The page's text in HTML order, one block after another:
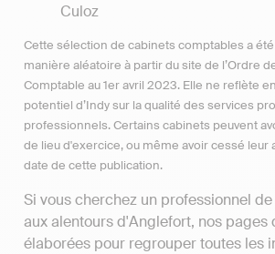
Culoz
Cette sélection de cabinets comptables a
manière aléatoire à partir du site de l’Ordre
Comptable au 1er avril 2023. Elle ne reflète
potentiel d’Indy sur la qualité des services
professionnels. Certains cabinets peuvent
de lieu d'exercice, ou même avoir cessé leur
date de cette publication.
Si vous cherchez un professionnel
aux alentours d'Anglefort, nos pages
élaborées pour regrouper toutes les